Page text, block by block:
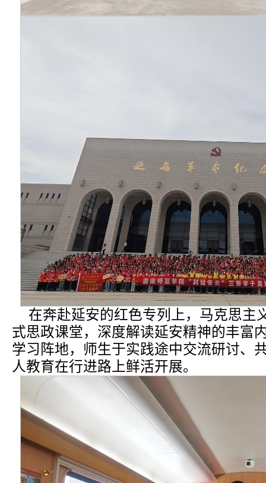
在奔赴延安的红色专列上，马克思主
式思政课堂，深度解读延安精神的丰富
学习阵地，师生于实践途中交流研讨、
人教育在行进路上鲜活开展。